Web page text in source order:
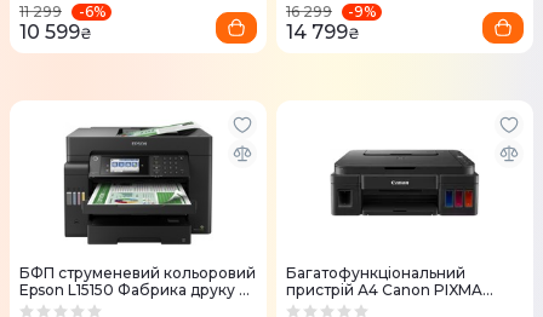
11 299
-6%
10 599₴
16 299
-9%
14 799₴
БФП струменевий кольоровий
Epson L15150 Фабрика друку з
WI-FI (C11CH72404)
Багатофункціональний
пристрій А4 Canon PIXMA
G2410 (2313C009)